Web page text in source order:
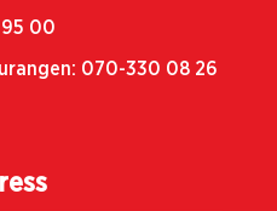
95 00
070-330 08 26